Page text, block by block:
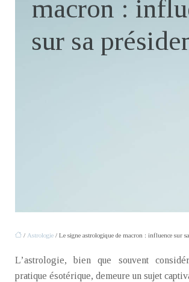
macron :
sur sa
/ Astrologie / Le signe astrologique de macron : influence sur sa
L’astrologie, bien que souvent
pratique ésotérique, demeure un sujet